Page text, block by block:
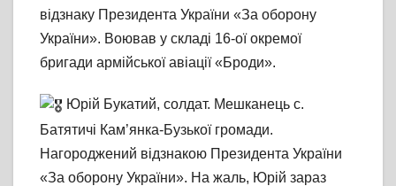
відзнаку Президента України «За оборону
України». Воював у складі 16-ої окремої
бригади армійської авіації «Броди».
Юрій Букатий, солдат. Мешканець с.
Батятичі Кам’янка-Бузької громади.
Нагороджений відзнакою Президента України
«За оборону України». На жаль, Юрій зараз